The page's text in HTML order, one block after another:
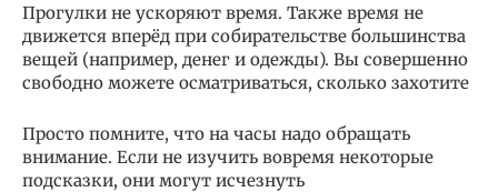
Прогулки не ускоряют время. Также время не
движется вперёд при собирательстве большинства
вещей (например, денег и одежды). Вы совершенно
свободно можете осматриваться, сколько захотите
Просто помните, что на часы надо обращать
внимание. Если не изучить вовремя некоторые
подсказки, они могут исчезнуть